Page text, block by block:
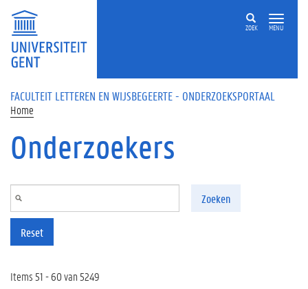
Overslaan en naar de inhoud gaan
ZOEK MENU
FACULTEIT LETTEREN EN WIJSBEGEERTE - ONDERZOEKSPORTAAL
Home
Onderzoekers
Zoeken
Reset
Items 51 - 60 van 5249